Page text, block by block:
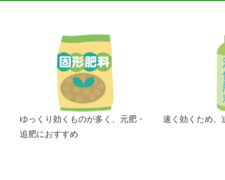
ゆっくり効くものが多く、元肥・
追肥におすすめ
速く効くため、